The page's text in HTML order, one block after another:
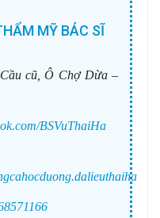
MỸ BÁC SĨ
cũ, Ô Chợ Dừa –
BSVuThaiHa